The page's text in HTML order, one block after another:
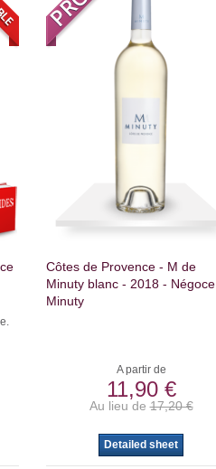
Côtes de Provence - M de
Minuty blanc - 2018 - Négoce
Minuty
A partir de
11,90 €
Au lieu de17,20 €
Detailed sheet